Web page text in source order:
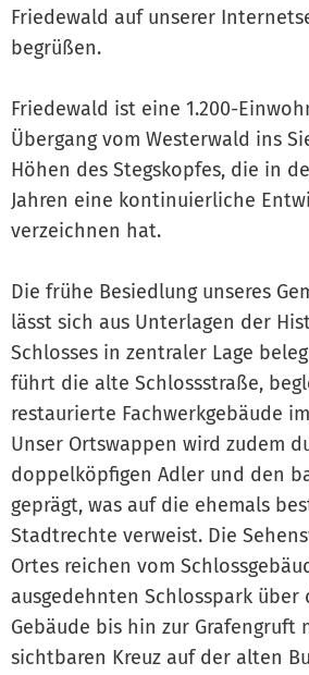
Friedewald auf unserer
begrüßen.
Friedewald ist eine 1.200-
Übergang vom Westerwald ins
Höhen des Stegskopfes, die in
Jahren eine kontinuierliche
verzeichnen hat.
Die frühe Besiedlung unseres
lässt sich aus Unterlagen der
Schlosses in zentraler Lage
führt die alte Schlossstraße,
restaurierte Fachwerkgebäude
Unser Ortswappen wird zudem
doppelköpfigen Adler und den
geprägt, was auf die ehemals
Stadtrechte verweist. Die
Ortes reichen vom
ausgedehnten Schlosspark
Gebäude bis hin zur Grafengruft
sichtbaren Kreuz auf der alten